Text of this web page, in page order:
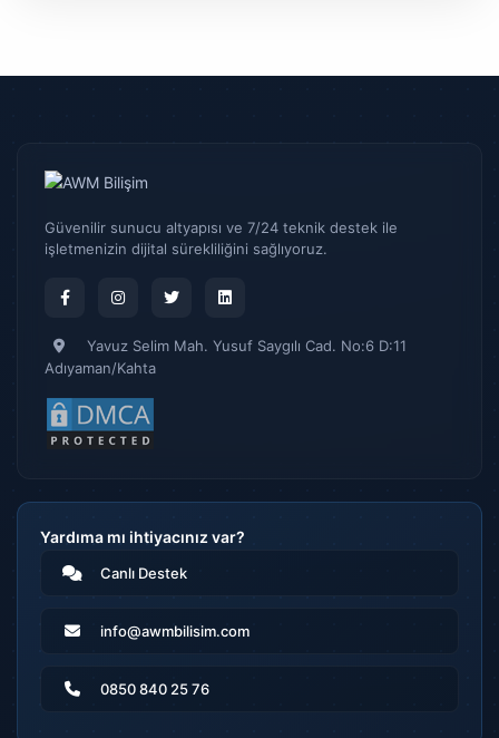
Güvenilir sunucu altyapısı ve 7/24 teknik destek ile
işletmenizin dijital sürekliliğini sağlıyoruz.
Yavuz Selim Mah. Yusuf Saygılı Cad. No:6 D:11
Adıyaman/Kahta
Yardıma mı ihtiyacınız var?
Canlı Destek
info@awmbilisim.com
0850 840 25 76